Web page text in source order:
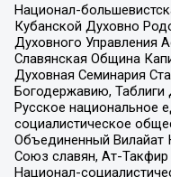
Национал-
Кубанской Духовно
Духовного Управления
Славянская Община
Духовная Семинария
Богодержавию,
Русское национальное
социалистическое
Объединенный Вилайат
Союз славян, Ат-
Национал-